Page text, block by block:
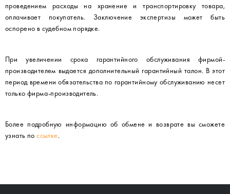
проведением расходы на хранение и транспортировку товара,
оплачивает покупатель. Заключение экспертизы может быть
оспорено в судебном порядке.
При увеличении срока гарантийного обслуживания фирмой-
производителем выдается дополнительный гарантийный талон. В этот
период времени обязательства по гарантийному обслуживанию несет
только фирма-производитель.
Более подробную информацию об обмене и возврате вы сможете
узнать поссылке.